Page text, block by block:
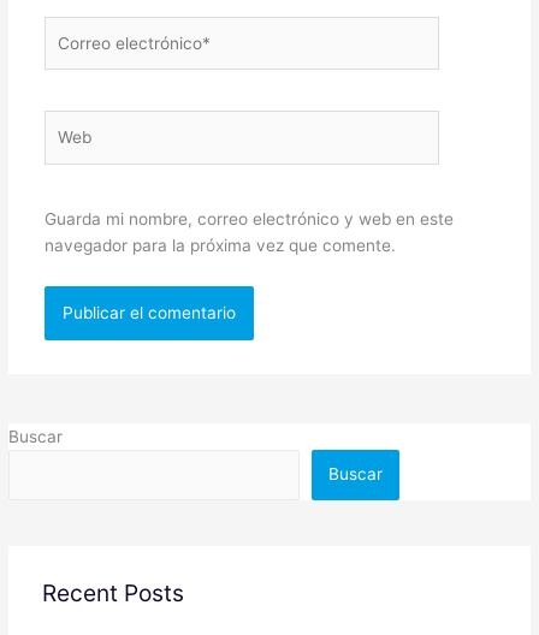
electrónico*
Guarda mi nombre, correo electrónico y web en este
navegador para la próxima vez que comente.
Buscar
Buscar
Recent Posts